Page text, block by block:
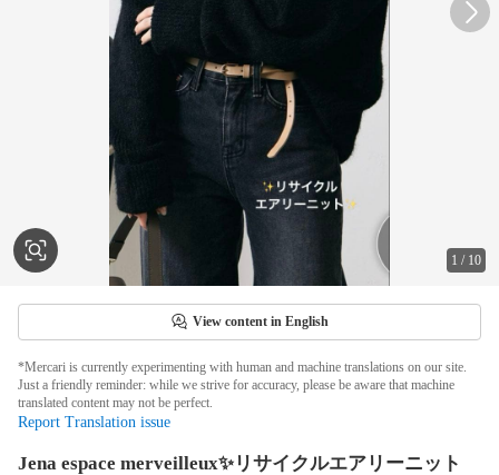
1 / 10
View content in English
*Mercari is currently experimenting with human and machine translations on our site.
Just a friendly reminder: while we strive for accuracy, please be aware that machine
translated content may not be perfect.
Report Translation issue
Jena espace merveilleux✨リサイクルエアリーニット